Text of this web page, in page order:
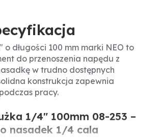
o długości 100 mm marki NEO to
do przenoszenia napędu z
w trudno dostępnych
konstrukcja zapewnia
pracy.
1/4" 100mm 08-253 –
nasadek 1/4 cala